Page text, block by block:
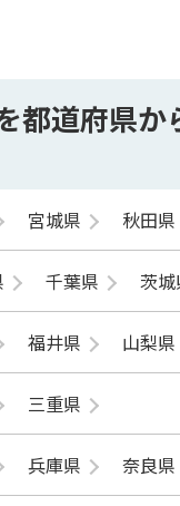
都道府県か
宮城県 秋田県
千葉県 茨城
福井県 山梨県
三重県
兵庫県 奈良県